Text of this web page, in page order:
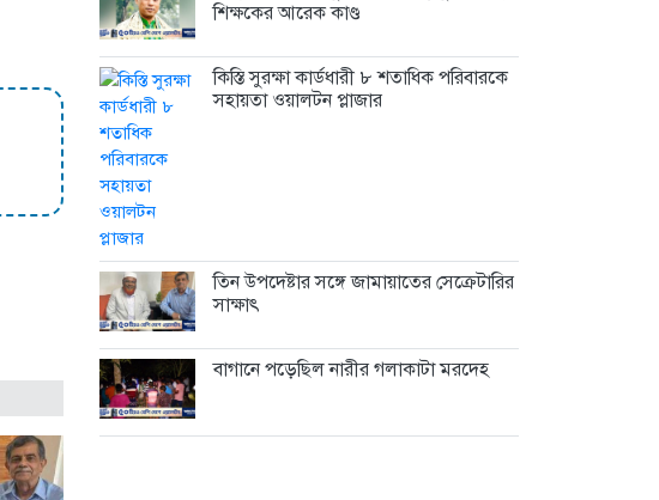
শিক্ষকের আরেক কাণ্ড
কিস্তি সুরক্ষা কার্ডধারী ৮ শতাধিক পরিবারকে
সহায়তা ওয়ালটন প্লাজার
তিন উপদেষ্টার সঙ্গে জামায়াতের সেক্রেটারির
সাক্ষাৎ
বাগানে পড়েছিল নারীর গলাকাটা মরদেহ